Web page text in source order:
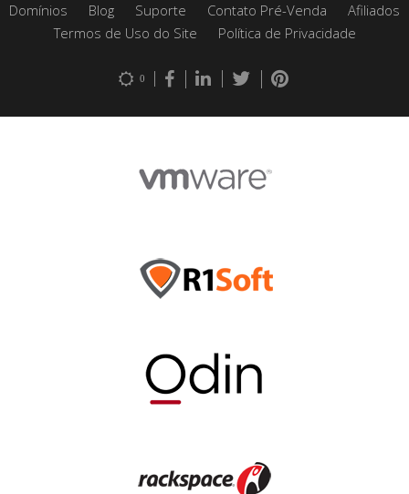
Domínios
Blog Suporte Contato Pré-Venda
Afiliados
Termos de Uso do Site
Política de Privacidade
0